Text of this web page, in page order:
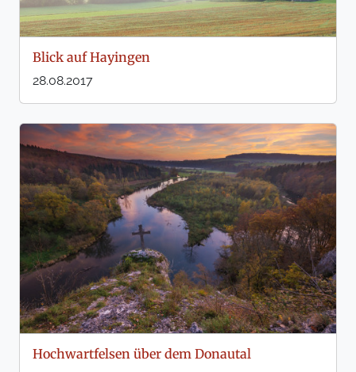
Blick auf Hayingen
28.08.2017
Hochwartfelsen über dem Donautal